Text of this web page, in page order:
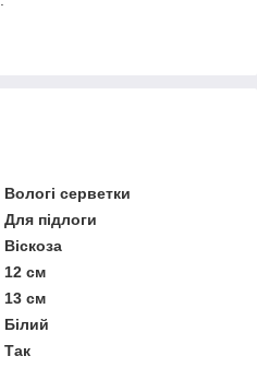
Вологі серветки
Для підлоги
Віскоза
12 см
13 см
Білий
Так